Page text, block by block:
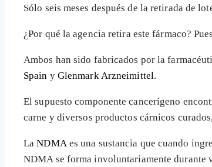
Sólo seis meses después de la retirada de
¿Por qué la agencia retira este fármaco?
Ambos han sido fabricados por la
Spain y Glenmark Arzneimittel.
El supuesto componente cancerígeno
carne y diversos productos cárnicos
LaNDMA es una sustancia que cuando
NDMA se forma involuntariamente durante